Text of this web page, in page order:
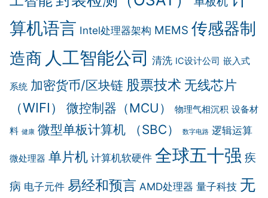
算机语言 Intel处理器架构 MEMS 传感器制
造商 人工智能公司 清洗 IC设计公司 嵌入式
系统 加密货币/区块链 股票技术 无线芯片
（WIFI）
微控制器（MCU） 物理气相沉积 设备材
料 健康 微型单板计算机 （SBC） 数字电路 逻辑运算
微处理器 单片机 计算机软硬件 全球五十强 疾
病 电子元件 易经和预言 AMD处理器 量子科技 无